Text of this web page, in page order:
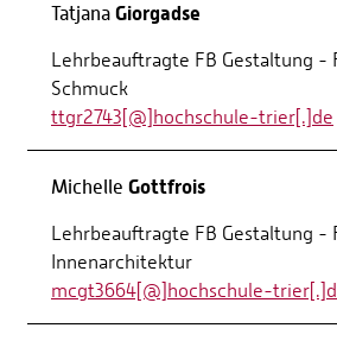
Tatjana Giorgadse
Lehrbeauftragte FB Gestaltung -
Schmuck
ttgr2743[@]hochschule-trier[.]de
Michelle Gottfrois
Lehrbeauftragte FB Gestaltung -
Innenarchitektur
mcgt3664[@]hochschule-